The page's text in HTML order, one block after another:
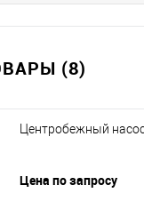
(8)
Центробежный
Цена по запросу